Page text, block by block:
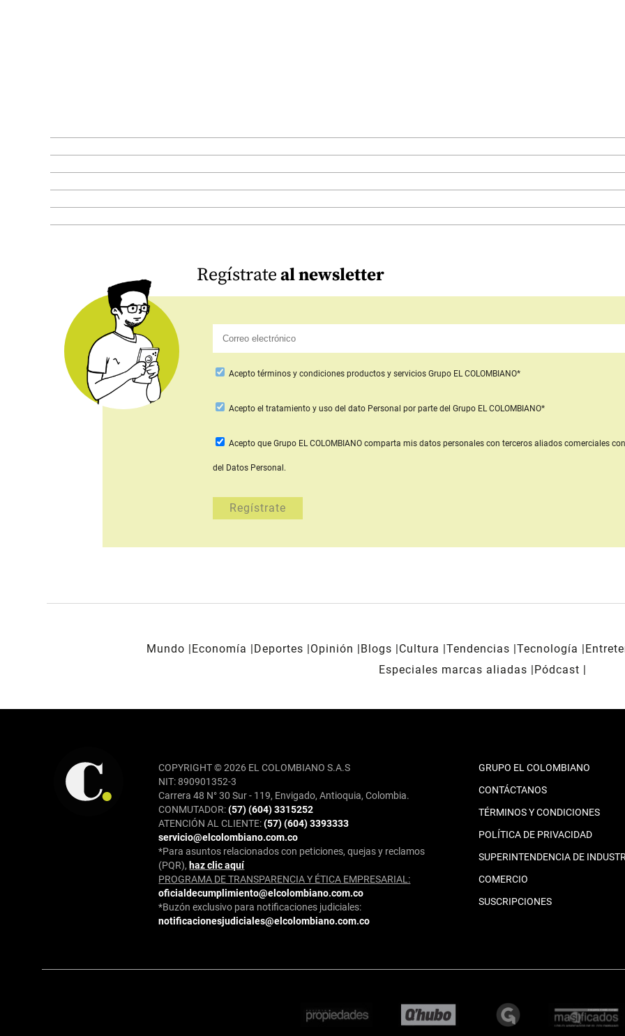
Regístrateal newsletter
Acepto términos y condiciones productos y servicios Grupo EL COLOMBIANO*
Aceptoel tratamiento y uso del dato Personal por parte del Grupo EL COLOMBIANO*
Acepto que Grupo EL COLOMBIANO comparta mis datos personales con terceros aliados comerciales
del Datos Personal.
Mundo Economía Deportes Opinión Blogs Cultura Tendencias Tecnología
Especiales marcas aliadas
Pódcast
COPYRIGHT © 2026 EL COLOMBIANO S.A.S
NIT: 890901352-3
Carrera 48 N° 30 Sur - 119, Envigado, Antioquia, Colombia.
CONMUTADOR:(57) (604) 3315252
ATENCIÓN AL CLIENTE:(57) (604) 3393333
servicio@elcolombiano.com.co
*Para asuntos relacionados con peticiones, quejas y reclamos
(PQR), haz clic aquí
PROGRAMA DE TRANSPARENCIA Y ÉTICA EMPRESARIAL:
oficialdecumplimiento@elcolombiano.com.co
*Buzón exclusivo para notificaciones judiciales:
notificacionesjudiciales@elcolombiano.com.co
GRUPO EL COLOMBIANO
CONTÁCTANOS
TÉRMINOS Y CONDICIONES
POLÍTICA DE PRIVACIDAD
SUPERINTENDENCIA DE
COMERCIO
SUSCRIPCIONES